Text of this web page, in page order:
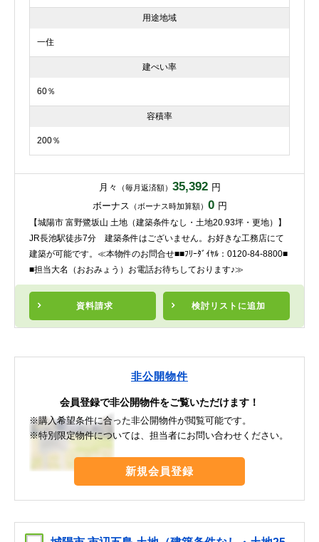
用途地域
一住
建ぺい率
60％
容積率
200％
月々 （毎月返済額） 35,392 円
ボーナス （ボーナス時加算額） 0 円
資料請求 検討リスト に追加
【城陽市 富野鷺坂山 土地（建築条件なし・土地20.93坪・更地）】
JR長池駅徒歩7分 建築条件はございません。お好きな工務店にて
建築が可能です。≪本物件のお問合せ■■ﾌﾘｰﾀﾞｲﾔﾙ：0120-84-8800■
■担当大名（おおみょう）お電話お待ちしております♪≫
非公開物件
会員登録で非公開物件をご覧いただけます！
※購入希望条件に合った非公開物件が閲覧可能です。
※特別限定物件については、担当者にお問い合わせください。
新規会員登録